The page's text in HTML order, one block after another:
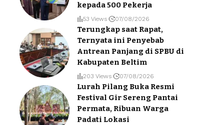
kepada 500 Pekerja
53 Views 07/08/2026
Terungkap saat Rapat,
Ternyata ini Penyebab
Antrean Panjang di SPBU di
Kabupaten Beltim
203 Views 07/08/2026
Lurah Pilang Buka Resmi
Festival Gir Sereng Pantai
Permata, Ribuan Warga
Padati Lokasi